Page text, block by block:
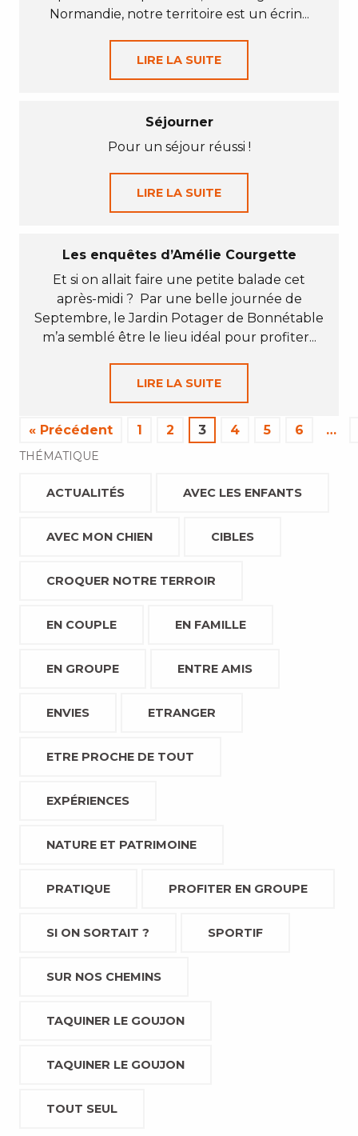
Normandie, notre territoire est un écrin...
LIRE LA SUITE
Séjourner
Pour un séjour réussi !
LIRE LA SUITE
Les enquêtes d’Amélie Courgette
Et si on allait faire une petite balade cet
après-midi ? Par une belle journée de
Septembre, le Jardin Potager de Bonnétable
m’a semblé être le lieu idéal pour profiter...
LIRE LA SUITE
« Précédent 1 2 3 4 5 6 …
THÉMATIQUE
ACTUALITÉS AVEC LES ENFANTS
AVEC MON CHIEN CIBLES
CROQUER NOTRE TERROIR
EN COUPLE EN FAMILLE
EN GROUPE ENTRE AMIS
ENVIES ETRANGER
ETRE PROCHE DE TOUT
EXPÉRIENCES
NATURE ET PATRIMOINE
PRATIQUE PROFITER EN GROUPE
SI ON SORTAIT ? SPORTIF
SUR NOS CHEMINS
TAQUINER LE GOUJON
TAQUINER LE GOUJON
TOUT SEUL